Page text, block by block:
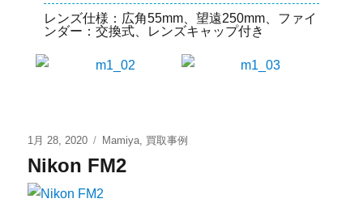
レンズ仕様：広角55mm、望遠250mm、ファイ
ンダー：交換式、レンズキャップ付き
1月 28, 2020 Mamiya, 買取事例
Nikon FM2